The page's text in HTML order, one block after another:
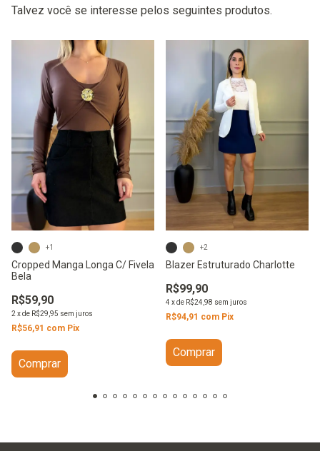
Talvez você se interesse pelos seguintes produtos.
Cropped Manga Longa C/ Fivela
Bela
R$59,90
2 xde R$29,95 sem juros
R$56,91 com Pix
+1
Comprar
Blazer Estruturado Charlotte
R$99,90
4 xde R$24,98 sem juros
R$94,91 com Pix
+2
Comprar